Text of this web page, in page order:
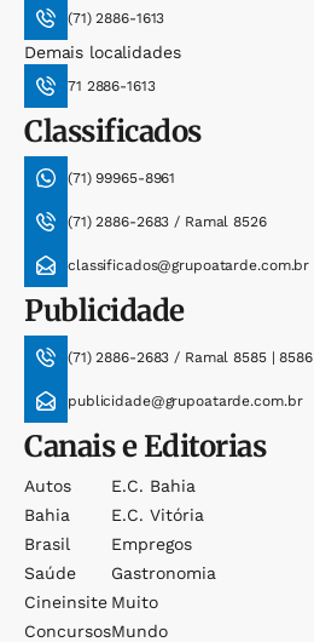
(71) 2886-1613
Demais localidades
71 2886-1613
Classificados
(71) 99965-8961
(71) 2886-2683 / Ramal 8526
classificados@grupoatarde.com.br
Publicidade
(71) 2886-2683 / Ramal 8585 | 8586
publicidade@grupoatarde.com.br
Canais e Editorias
Autos
Bahia
Brasil
Saúde
Cineinsite
Concursos
E.c. Bahia
E.c. Vitória
Empregos
Gastronomia
Muito
Mundo